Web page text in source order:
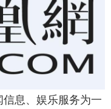
信息、娱乐服务为一